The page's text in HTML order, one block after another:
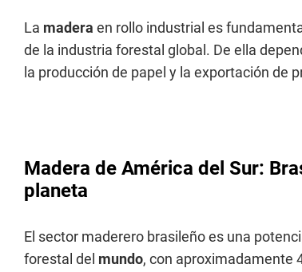
La madera en rollo industrial es
de la industria forestal global. De ella
la producción de papel y la exportación de
Madera de América del Sur:
planeta
El sector maderero brasileño es una
forestal del mundo, con aproximadamente